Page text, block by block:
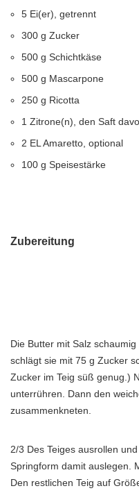
5 Ei(er), getrennt
300 g Zucker
500 g Schichtkäse
500 g Mascarpone
250 g Ricotta
1 Zitrone(n), den Saft
2 EL Amaretto, optional
100 g Speisestärke
Zubereitung
Die Butter mit Salz
schlägt sie mit 75 g Zucker
Zucker im Teig süß genug.)
unterrühren. Dann den
zusammenkneten.
2/3 Des Teiges ausrollen
Springform damit auslegen.
Den restlichen Teig auf